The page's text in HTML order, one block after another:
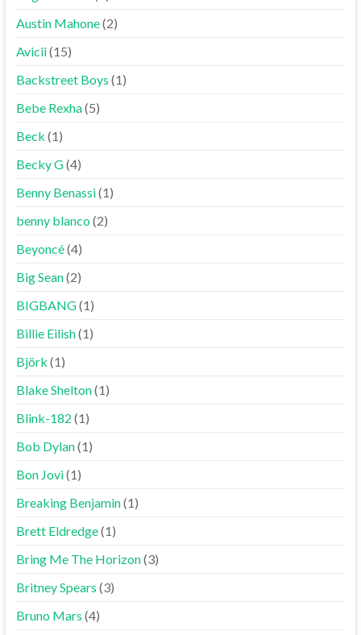
Austin Mahone(2)
Avicii(15)
Backstreet Boys (1)
Bebe Rexha(5)
Beck (1)
Becky G(4)
Benny Benassi(1)
benny blanco(2)
Beyoncé(4)
Big Sean(2)
BIGBANG(1)
Billie Eilish(1)
Björk (1)
Blake Shelton(1)
Blink-182 (1)
Bob Dylan(1)
Bon Jovi(1)
Breaking Benjamin(1)
Brett Eldredge(1)
Bring Me The Horizon(3)
Britney Spears (3)
Bruno Mars (4)